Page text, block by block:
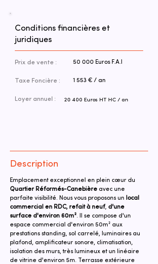
Conditions financières et
juridiques
Prix de vente : 50 000 Euros F.A.I
Taxe Foncière : 1 553 € / an
Loyer annuel : 20 400 Euros HT HC / an
Description
Emplacement exceptionnel en plein cœur du
Quartier Réformés-Canebière avec une
parfaite visibilité. Nous vous proposons un
local
commercial en RDC, refait à neuf, d'une
surface d'environ 60m². Il se compose d'un
espace commercial d'environ 50m² aux
prestations standing, sol carrelé, luminaires au
plafond, amplificateur sonore, climatisation,
isolation des murs, très lumineux et un linéaire
de vitrine d'environ 5m. Terrasse extérieure